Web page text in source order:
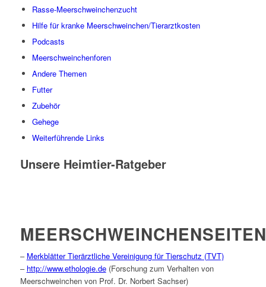
Rasse-Meerschweinchenzucht
Hilfe für kranke Meerschweinchen/Tierarztkosten
Podcasts
Meerschweinchenforen
Andere Themen
Futter
Zubehör
Gehege
Weiterführende Links
Unsere Heimtier-Ratgeber
MEERSCHWEINCHENSEITEN
– Merkblätter Tierärztliche Vereinigung für Tierschutz (TVT)
– http://www.ethologie.de(Forschung zum Verhalten von
Meerschweinchen von Prof. Dr. Norbert Sachser)